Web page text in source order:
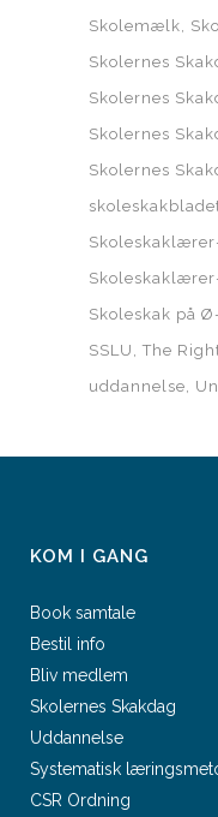
Skolemælk
Skolernes
Skolernes
Skolernes
Skolernes
Skoleskak på
SSLU
The
uddannelse
KOM I GANG
Book samtale
Bestil info
Bliv medlem
Skolernes Skakdag
Uddannelse
Systematisk
CSR Ordning